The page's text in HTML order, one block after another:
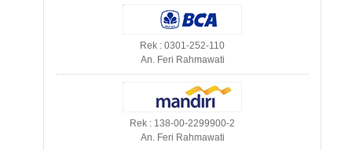
Rek : 0301-252-110
An. Feri Rahmawati
Rek : 138-00-2299900-2
An. Feri Rahmawati